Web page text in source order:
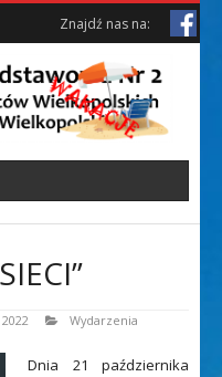
Znajdź nas na:
Wydarzenia
Dnia 21 października